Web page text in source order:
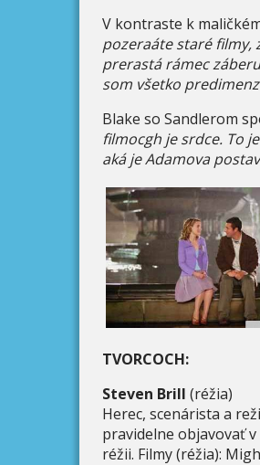
V kontraste k
pozeraáte staré filmy,
prerastá rámec
som všetko
Blake so Sandlerom
filmocgh je srdce. To
aká je Adamova
TVORCOCH:
Steven Brill (réžia)
Herec, scenárista a
pravidelne objavovať
réžii. Filmy (réžia):